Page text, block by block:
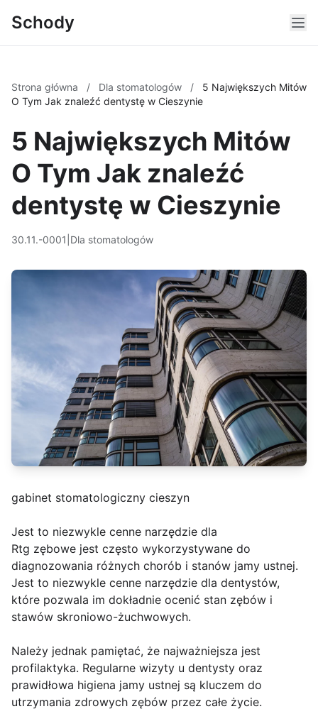
Schody
Strona główna / Dla stomatologów /
5 Największych Mitów
O Tym Jak znaleźć dentystę w Cieszynie
5 Największych Mitów
O Tym Jak znaleźć
dentystę w Cieszynie
30.11.-0001 Dla stomatologów
gabinet stomatologiczny cieszyn
Jest to niezwykle cenne narzędzie dla
Rtg zębowe jest często wykorzystywane do
diagnozowania różnych chorób i stanów jamy ustnej.
Jest to niezwykle cenne narzędzie dla dentystów,
które pozwala im dokładnie ocenić stan zębów i
stawów skroniowo-żuchwowych.
Należy jednak pamiętać, że najważniejsza jest
profilaktyka. Regularne wizyty u dentysty oraz
prawidłowa higiena jamy ustnej są kluczem do
utrzymania zdrowych zębów przez całe życie.